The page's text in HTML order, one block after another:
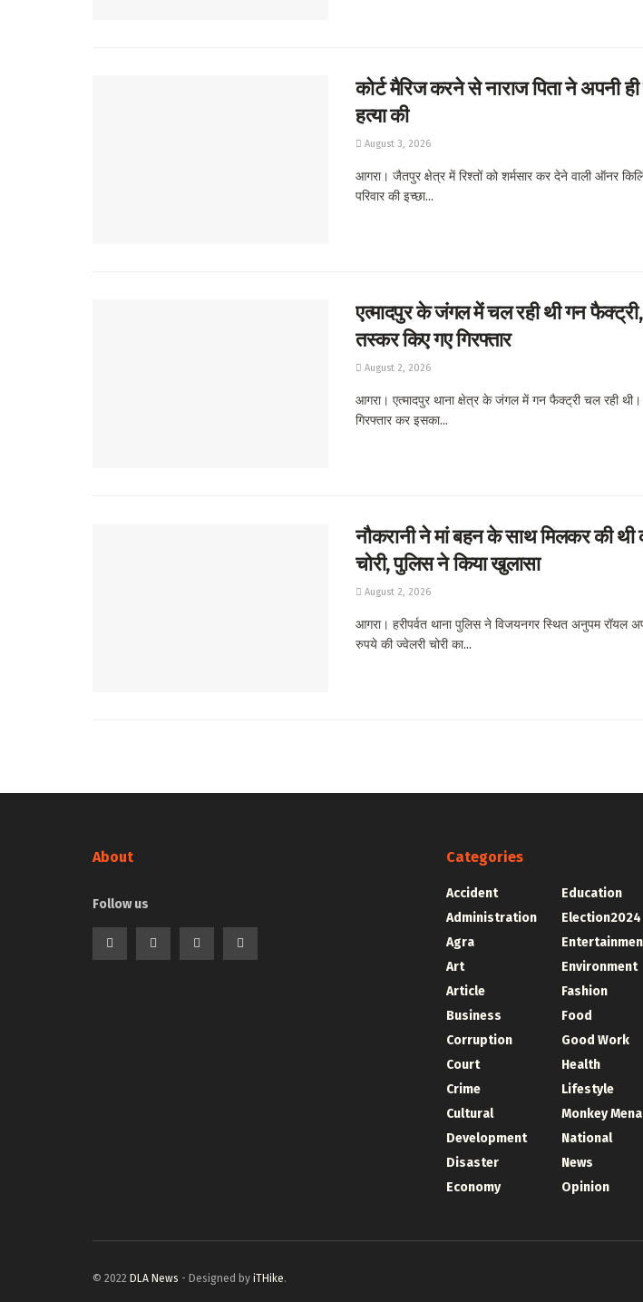
कोर्ट मैरिज करने से नाराज पिता ने अपनी
हत्या की
August 3, 2026
आगरा। जैतपुर क्षेत्र में रिश्तों को शर्मसार कर देने वाली ऑनर
परिवार की इच्छा...
एत्मादपुर के जंगल में चल रही थी गन फैक्ट्री,
तस्कर किए गए गिरफ्तार
August 2, 2026
आगरा। एत्मादपुर थाना क्षेत्र के जंगल में गन फैक्ट्री चल रही
गिरफ्तार कर इसका...
नौकरानी ने मां बहन के साथ मिलकर की थी
चोरी, पुलिस ने किया खुलासा
August 2, 2026
आगरा। हरीपर्वत थाना पुलिस ने विजयनगर स्थित अनुपम रॉयल
रुपये की ज्वेलरी चोरी का...
About
Follow us
Categories
Accident
Administration
Agra
Art
Article
Business
Corruption
Court
Crime
Cultural
Development
Disaster
Economy
Education
Election2024
Environment
Fashion
Food
Good Work
Health
Lifestyle
Monkey
National
News
Opinion
© 2022 DLA News - Designed by iTHike.